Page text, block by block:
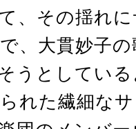
、その揺れ
、大貫妙子
うとしてい
れた繊細な